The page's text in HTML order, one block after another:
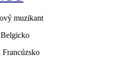
muzikant
Francúzsko